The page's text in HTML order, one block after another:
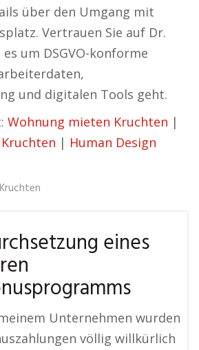
über den Umgang mit
Vertrauen Sie auf Dr.
um DSGVO-konforme
und digitalen Tools geht.
Wohnung mieten Kruchten |
| Human Design
Kruchten
eines
Unternehmen wurden
völlig willkürlich